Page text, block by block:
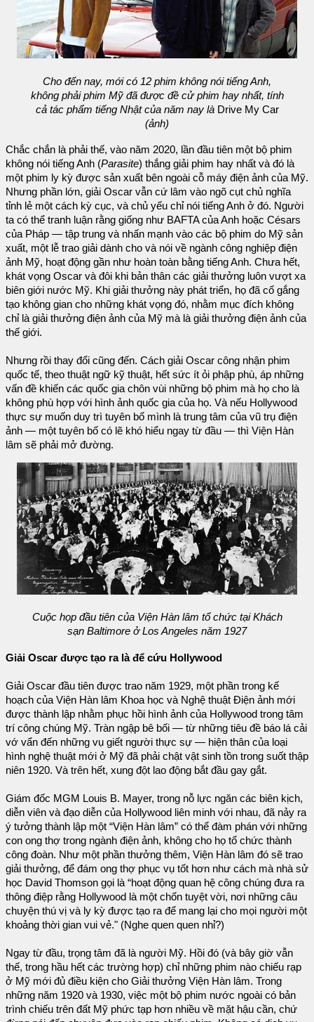
Cho đến nay, mới có 12 phim không nói tiếng Anh,
không phải phim Mỹ đã được đề cử phim hay nhất, tính
cả tác phẩm tiếng Nhật của năm nay làDrive My Car
(ảnh)
Chắc chắn là phải thế, vào năm 2020, lần đầu tiên một bộ phim
không nói tiếng Anh (Parasite) thắng giải phim hay nhất và đó là
một phim ly kỳ được sản xuất bên ngoài cỗ máy điện ảnh của Mỹ.
Nhưng phần lớn, giải Oscar vẫn cứ lâm vào ngõ cụt chủ nghĩa
tỉnh lẻ một cách kỳ cục, và chủ yếu chỉ nói tiếng Anh ở đó. Người
ta có thể tranh luận rằng giống như BAFTA của Anh hoặc Césars
của Pháp — tập trung và nhấn mạnh vào các bộ phim do Mỹ sản
xuất, một lễ trao giải dành cho và nói về ngành công nghiệp điện
ảnh Mỹ, hoạt động gần như hoàn toàn bằng tiếng Anh. Chưa hết,
khát vọng Oscar và đôi khi bản thân các giải thưởng luôn vượt xa
biên giới nước Mỹ. Khi giải thưởng này phát triển, họ đã cố gắng
tạo không gian cho những khát vọng đó, nhằm mục đích không
chỉ là giải thưởng điện ảnh của Mỹ mà là giải thưởng điện ảnh của
thế giới.
Nhưng rồi thay đổi cũng đến. Cách giải Oscar công nhận phim
quốc tế, theo thuật ngữ kỹ thuật, hết sức ít ỏi phập phù, áp những
vấn đề khiến các quốc gia chôn vùi những bộ phim mà họ cho là
không phù hợp với hình ảnh quốc gia của họ. Và nếu Hollywood
thực sự muốn duy trì tuyên bố mình là trung tâm của vũ trụ điện
ảnh — một tuyên bố có lẽ khó hiểu ngay từ đầu — thì Viện Hàn
lâm sẽ phải mở đường.
Cuộc họp đầu tiên của Viện Hàn lâm tổ chức tại Khách
sạn Baltimore ở Los Angeles năm 1927
Giải Oscar được tạo ra là để cứu Hollywood
Giải Oscar đầu tiên được trao năm 1929, một phần trong kế
hoạch của Viện Hàn lâm Khoa học và Nghệ thuật Điện ảnh mới
được thành lập nhằm phục hồi hình ảnh của Hollywood trong tâm
trí công chúng Mỹ. Tràn ngập bê bối — từ những tiêu đề báo lá cải
vớ vẩn đến những vụ giết người thực sự — hiện thân của loại
hình nghệ thuật mới ở Mỹ đã phải chật vật sinh tồn trong suốt thập
niên 1920. Và trên hết, xung đột lao động bắt đầu gay gắt.
Giám đốc MGM Louis B. Mayer, trong nỗ lực ngăn các biên kịch,
diễn viên và đạo diễn của Hollywood liên minh với nhau, đã nảy ra
ý tưởng thành lập một “Viện Hàn lâm” có thể đàm phán với những
con ong thợ trong ngành điện ảnh, không cho họ tổ chức thành
công đoàn. Như một phần thưởng thêm, Viện Hàn lâm đó sẽ trao
giải thưởng, để đám ong thợ phục vụ tốt hơn như cách mà nhà sử
học David Thomson gọi là “hoạt động quan hệ công chúng đưa ra
thông điệp rằng Hollywood là một chốn tuyệt vời, nơi những câu
chuyện thú vị và ly kỳ được tạo ra để mang lại cho mọi người một
khoảng thời gian vui vẻ." (Nghe quen quen nhỉ?)
Ngay từ đầu, trọng tâm đã là người Mỹ. Hồi đó (và bây giờ vẫn
thế, trong hầu hết các trường hợp) chỉ những phim nào chiếu rạp
ở Mỹ mới đủ điều kiện cho Giải thưởng Viện Hàn lâm. Trong
những năm 1920 và 1930, việc một bộ phim nước ngoài có bản
trình chiếu trên đất Mỹ phức tạp hơn nhiều về mặt hậu cần, chứ